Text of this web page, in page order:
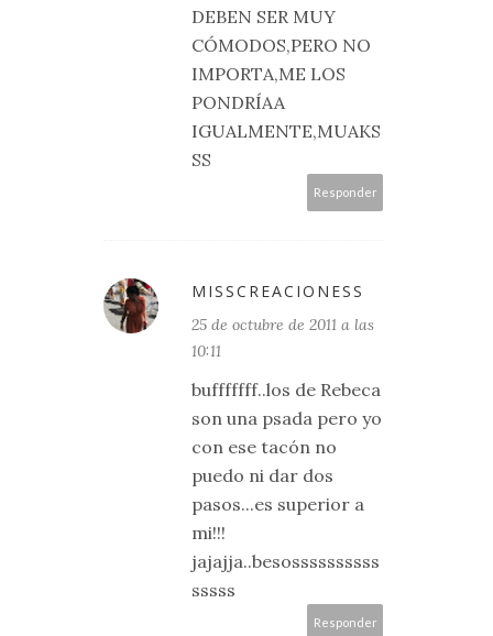
DEBEN SER MUY
CÓMODOS,PERO NO
IMPORTA,ME LOS
PONDRÍAA
IGUALMENTE,MUAKS
SS
Responder
MISSCREACIONESS
25 de octubre de 2011 a las
10:11
bufffffff..los de Rebeca
son una psada pero yo
con ese tacón no
puedo ni dar dos
pasos...es superior a
mi!!!
jajajja..besossssssssss
sssss
Responder